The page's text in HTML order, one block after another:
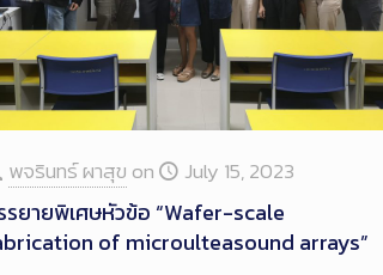
พจรินทร์ ผาสุข on July 15, 2023
รยายพิเศษหัวข้อ “Wafer-scale
of microulteasound arrays”